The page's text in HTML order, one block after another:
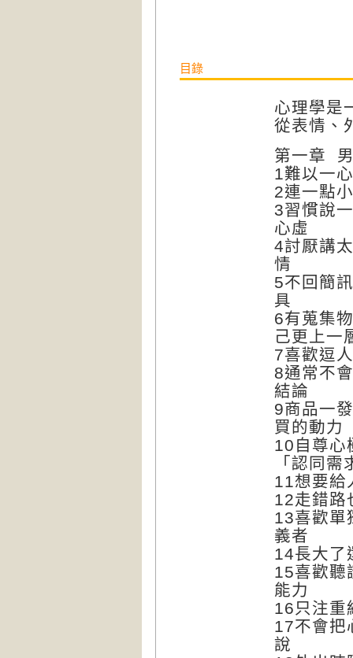
目錄
心理學是
從表情、
第一章
1難以一
2連一點
3習慣說
心虛
4討厭講
情
5不回簡
具
6有蒐集
己更上一
7喜歡逗
8通常不
結論
9商品一
買的動力
10自尊心
「認同
11想要給
12走錯路
13喜歡單
義者
14長大了
15喜歡聽
能力
16只注重
17不會把
說